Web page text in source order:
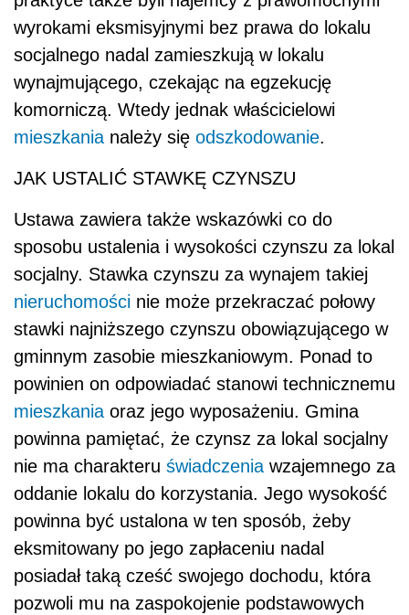
wyrokami eksmisyjnymi bez prawa do lokalu
socjalnego nadal zamieszkują w lokalu
wynajmującego, czekając na egzekucję
komorniczą. Wtedy jednak właścicielowi
mieszkania należy się odszkodowanie.
JAK USTALIĆ STAWKĘ CZYNSZU
Ustawa zawiera także wskazówki co do
sposobu ustalenia i wysokości czynszu za lokal
socjalny. Stawka czynszu za wynajem takiej
nieruchomości nie może przekraczać połowy
stawki najniższego czynszu obowiązującego w
gminnym zasobie mieszkaniowym. Ponad to
powinien on odpowiadać stanowi technicznemu
mieszkania oraz jego wyposażeniu. Gmina
powinna pamiętać, że czynsz za lokal socjalny
nie ma charakteru świadczenia wzajemnego za
oddanie lokalu do korzystania. Jego wysokość
powinna być ustalona w ten sposób, żeby
eksmitowany po jego zapłaceniu nadal
posiadał taką cześć swojego dochodu, która
pozwoli mu na zaspokojenie podstawowych